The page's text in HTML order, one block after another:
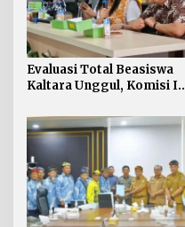
Evaluasi Total Beasiswa
Kaltara Unggul, Komisi IV
Umum Dibuka untuk
Semua Kampus